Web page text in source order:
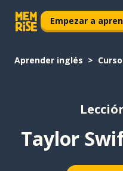
Empezar a
Aprender inglés
Taylor